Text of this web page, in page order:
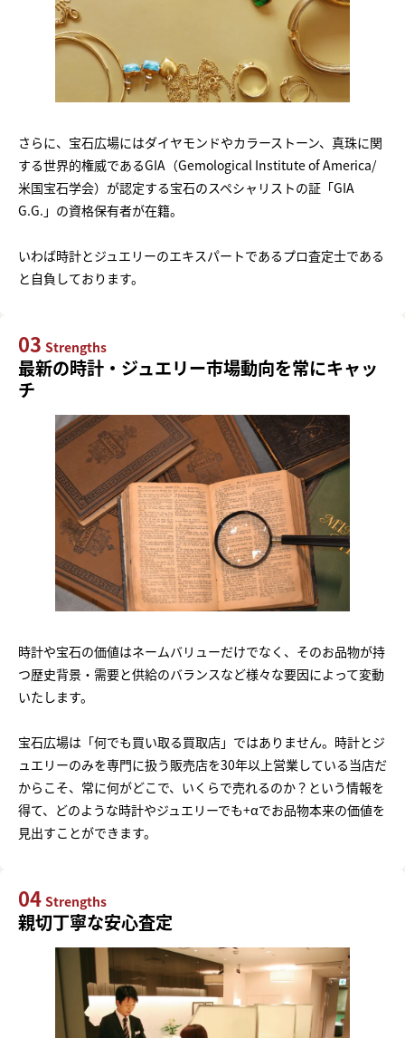
さらに、宝石広場にはダイヤモンドやカラーストーン、真珠に関
する世界的権威であるGIA（Gemological Institute of America/
米国宝石学会）が認定する宝石のスペシャリストの証「GIA
G.G.」の資格保有者が在籍。
いわば時計とジュエリーのエキスパートであるプロ査定士である
と自負しております。
03 Strengths
最新の時計・ジュエリー市場動向を常にキャッ
チ
時計や宝石の価値はネームバリューだけでなく、そのお品物が持
つ歴史背景・需要と供給のバランスなど様々な要因によって変動
いたします。
宝石広場は「何でも買い取る買取店」ではありません。時計とジ
ュエリーのみを専門に扱う販売店を30年以上営業している当店だ
からこそ、常に何がどこで、いくらで売れるのか？という情報を
得て、どのような時計やジュエリーでも+αでお品物本来の価値を
見出すことができます。
04 Strengths
親切丁寧な安心査定